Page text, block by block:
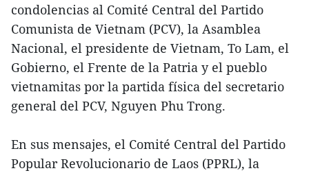
condolencias al Comité Central del Partido
Comunista de Vietnam (PCV), la Asamblea
Nacional, el presidente de Vietnam, To Lam, el
Gobierno, el Frente de la Patria y el pueblo
vietnamitas por la partida física del secretario
general del PCV, Nguyen Phu Trong.
En sus mensajes, el Comité Central del Partido
Popular Revolucionario de Laos (PPRL), la